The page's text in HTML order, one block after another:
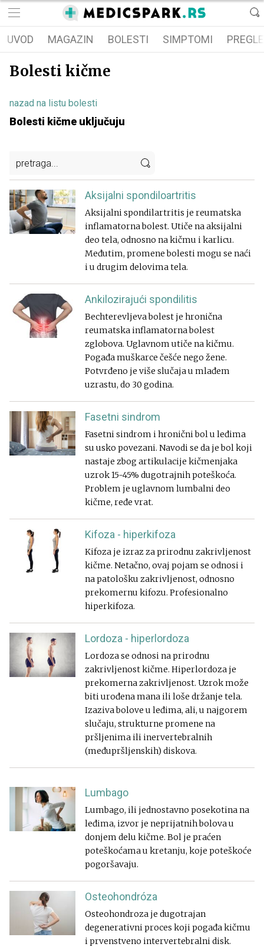
UVOD MAGAZIN BOLESTI SIMPTOMI
Bolesti kičme
nazad na listu bolesti
Bolesti kičme uključuju
Aksijalni spondiloartritis
Aksijalni spondilartritis je reumatska
inflamatorna bolest. Utiče na aksijalni
deo tela, odnosno na kičmu i karlicu.
Međutim, promene bolesti mogu se naći
i u drugim delovima tela.
Ankilozirajući spondilitis
Bechterevljeva bolest je hronična
reumatska inflamatorna bolest
zglobova. Uglavnom utiče na kičmu.
Pogađa muškarce češće nego žene.
Potvrđeno je više slučaja u mlađem
uzrastu, do 30 godina.
Fasetni sindrom
Fasetni sindrom i hronični bol u leđima
su usko povezani. Navodi se da je bol koji
nastaje zbog artikulacije kičmenjaka
uzrok 15-45% dugotrajnih poteškoća.
Problem je uglavnom lumbalni deo
kičme, ređe vrat.
Kifoza - hiperkifoza
Kifoza je izraz za prirodnu zakrivljenost
kičme. Netačno, ovaj pojam se odnosi i
na patološku zakrivljenost, odnosno
prekomernu kifozu. Profesionalno
hiperkifoza.
Lordoza - hiperlordoza
Lordoza se odnosi na prirodnu
zakrivljenost kičme. Hiperlordoza je
prekomerna zakrivljenost. Uzrok može
biti urođena mana ili loše držanje tela.
Izaziva bolove u leđima, ali, u najgorem
slučaju, strukturne promene na
pršljenima ili inervertebralnih
(međupršljenskih) diskova.
Lumbago
Lumbago, ili jednostavno posekotina na
leđima, izvor je neprijatnih bolova u
donjem delu kičme. Bol je praćen
poteškoćama u kretanju, koje poteškoće
pogoršavaju.
Osteohondróza
Osteohondroza je dugotrajan
degenerativni proces koji pogađa kičmu
i prvenstveno intervertebralni disk.